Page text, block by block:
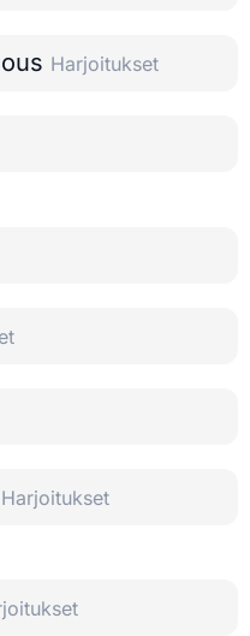
Harjoitukset
Harjoitukset